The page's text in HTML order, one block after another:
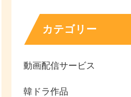
カテゴリー
動画配信サービス
韓ドラ作品